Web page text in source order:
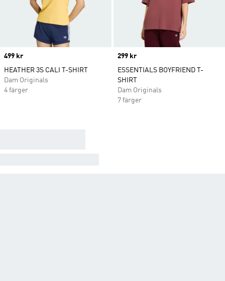
Price
499 kr
HEATHER 3S CALI T-SHIRT
Dam Originals
4 färger
Price
299 kr
ESSENTIALS BOYFRIEND T-
SHIRT
Dam Originals
7 färger